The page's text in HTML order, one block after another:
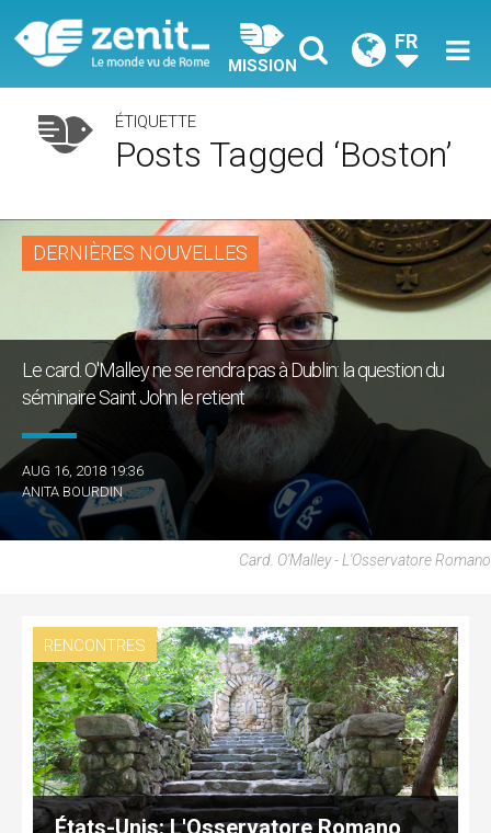
MISSION
FR
ÉTIQUETTE
Posts Tagged ‘Boston’
DERNIÈRES NOUVELLES
Le card. O'Malley ne se rendra pas à Dublin: la question du
séminaire Saint John le retient
AUG 16, 2018 19:36
ANITA BOURDIN
Card. O'Malley - L'Osservatore Romano
RENCONTRES
États-Unis: L'Osservatore Romano